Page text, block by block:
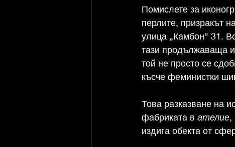
Помислете за
перлите, призракът
улица „Камбон“ 31.
тази продължаваща
той не просто се
късче феминистки
Това разказване на
фабриката в ателие,
издига обекта от